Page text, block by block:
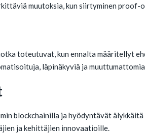
muutoksia, kun siirtyminen
toteutuvat, kun ennalta määritellyt
läpinäkyviä ja
blockchainilla ja hyödyntävät
ja kehittäjien innovaatioille.